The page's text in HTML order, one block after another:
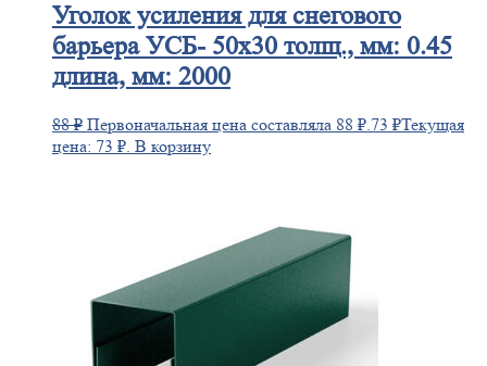
Уголокусиления для снегового
барьера УСБ- 50х30 толщ., мм: 0.45
длина, мм: 2000
88₽ Первоначальная цена составляла 88 ₽.73 ₽Текущая
цена: 73 ₽. В корзину